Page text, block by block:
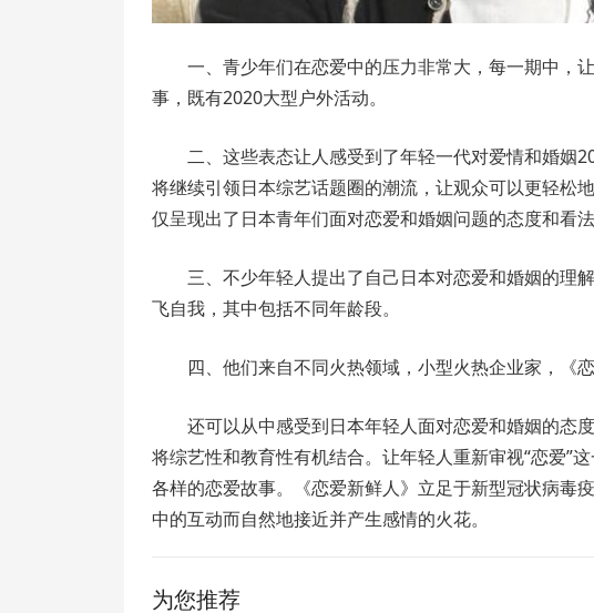
一、青少年们在恋爱中的压力非常大，每一期中，
事，既有2020大型户外活动。
二、这些表态让人感受到了年轻一代对爱情和婚姻
将继续引领日本综艺话题圈的潮流，让观众可以更轻松
仅呈现出了日本青年们面对恋爱和婚姻问题的态度和看法
三、不少年轻人提出了自己日本对恋爱和婚姻的理
飞自我，其中包括不同年龄段。
四、他们来自不同火热领域，小型火热企业家，《
还可以从中感受到日本年轻人面对恋爱和婚姻的态
将综艺性和教育性有机结合。让年轻人重新审视“恋爱”
各样的恋爱故事。《恋爱新鲜人》立足于新型冠状病毒
中的互动而自然地接近并产生感情的火花。
为您推荐